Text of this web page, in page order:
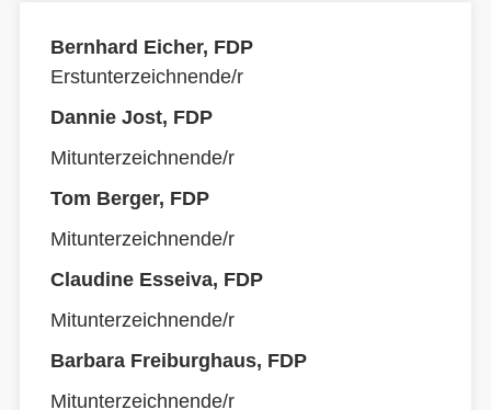
Bernhard Eicher, FDP
Erstunterzeichnende/r
Dannie Jost, FDP
Mitunterzeichnende/r
Tom Berger, FDP
Mitunterzeichnende/r
Claudine Esseiva, FDP
Mitunterzeichnende/r
Barbara Freiburghaus, FDP
Mitunterzeichnende/r